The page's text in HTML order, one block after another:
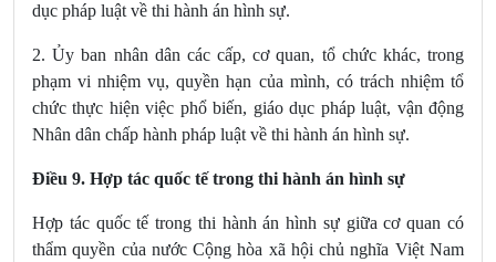
dục pháp luật về thi hành án hình sự.
2. Ủy ban nhân dân các cấp, cơ quan, tổ chức khác, trong
phạm vi nhiệm vụ, quyền hạn của mình, có trách nhiệm tổ
chức thực hiện việc phổ biến, giáo dục pháp luật, vận động
Nhân dân chấp hành pháp luật về thi hành án hình sự.
Điều 9. Hợp tác quốc tế trong thi hành án hình sự
Hợp tác quốc tế trong thi hành án hình sự giữa cơ quan có
thẩm quyền của nước Cộng hòa xã hội chủ nghĩa Việt Nam